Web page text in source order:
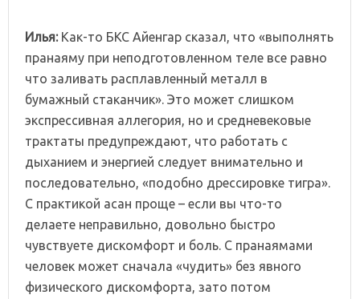
Илья:Как-то БКС Айенгар сказал, что «выполнять
пранаяму при неподготовленном теле все равно
что заливать расплавленный металл в
бумажный стаканчик». Это может слишком
экспрессивная аллегория, но и средневековые
трактаты предупреждают, что работать с
дыханием и энергией следует внимательно и
последовательно, «подобно дрессировке тигра».
С практикой асан проще – если вы что-то
делаете неправильно, довольно быстро
чувствуете дискомфорт и боль. С пранаямами
человек может сначала «чудить» без явного
физического дискомфорта, зато потом